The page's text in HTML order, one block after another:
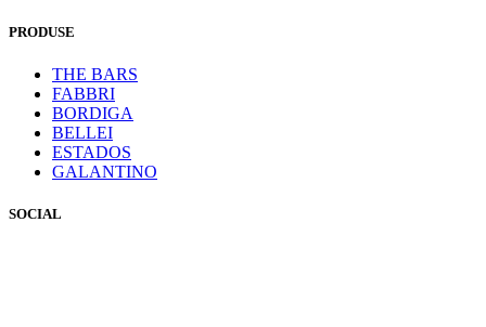
PRODUSE
THE BARS
FABBRI
BORDIGA
BELLEI
ESTADOS
GALANTINO
SOCIAL